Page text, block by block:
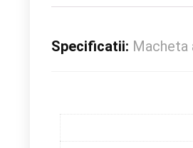
Specificatii: Macheta